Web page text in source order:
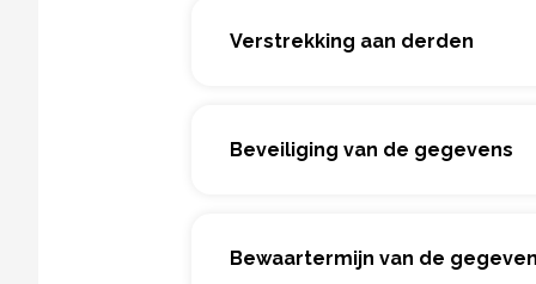
Verstrekking aan derden
Beveiliging van de gegevens
Bewaartermijn van de